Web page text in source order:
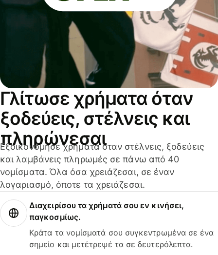
Γλίτωσε χρήματα όταν
ξοδεύεις, στέλνεις και
πληρώνεσαι
Εξοικονόμησε χρήματα όταν στέλνεις, ξοδεύεις
και λαμβάνεις πληρωμές σε πάνω από 40
νομίσματα. Όλα όσα χρειάζεσαι, σε έναν
λογαριασμό, όποτε τα χρειάζεσαι.
Διαχειρίσου τα χρήματά σου εν κινήσει,
παγκοσμίως.
Κράτα τα νομίσματά σου συγκεντρωμένα σε ένα
σημείο και μετέτρεψέ τα σε δευτερόλεπτα.